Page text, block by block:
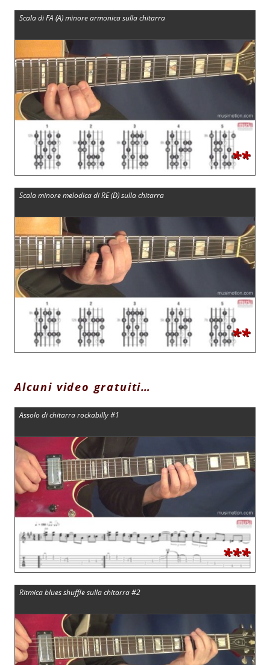
Scala di FA (A) minore armonica sulla chitarra
**
Scala minore melodica di RE (D) sulla chitarra
**
Alcuni video gratuiti…
Assolo di chitarra rockabilly #1
***
Ritmica blues shuffle sulla chitarra #2